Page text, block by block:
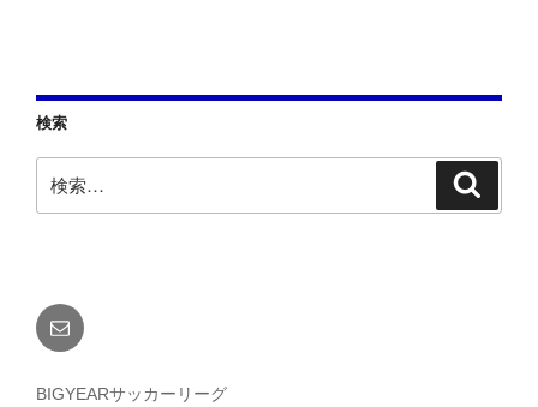
検索
索:
メ
ー
BIGYEARサッカーリーグ